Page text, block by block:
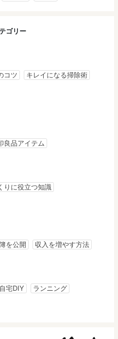
ゴリー
コツ キレイになる掃除術
良品アイテム
りに役立つ知識
を公開 収入を増やす方法
自宅DIY
ランニング